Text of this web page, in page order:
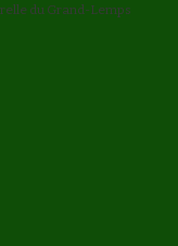
du Grand-Lemps